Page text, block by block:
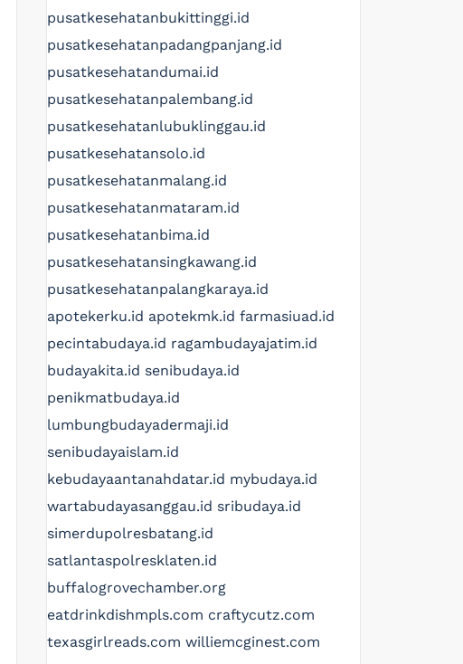
pusatkesehatanbukittinggi.id
pusatkesehatanpadangpanjang.id
pusatkesehatandumai.id
pusatkesehatanpalembang.id
pusatkesehatanlubuklinggau.id
pusatkesehatansolo.id
pusatkesehatanmalang.id
pusatkesehatanmataram.id
pusatkesehatanbima.id
pusatkesehatansingkawang.id
pusatkesehatanpalangkaraya.id
apotekerku.id apotekmk.id farmasiuad.id
pecintabudaya.id ragambudayajatim.id
budayakita.id senibudaya.id
penikmatbudaya.id
lumbungbudayadermaji.id
senibudayaislam.id
kebudayaantanahdatar.id mybudaya.id
wartabudayasanggau.id sribudaya.id
simerdupolresbatang.id
satlantaspolresklaten.id
buffalogrovechamber.org
eatdrinkdishmpls.com craftycutz.com
texasgirlreads.com williemcginest.com